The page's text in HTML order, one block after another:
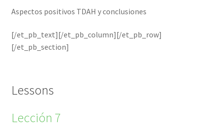
Aspectos positivos TDAH y conclusiones
[/et_pb_text][/et_pb_column][/et_pb_row]
[/et_pb_section]
Lessons
Lección 7